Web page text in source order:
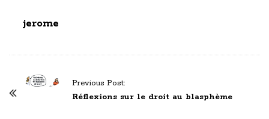
jerome
Previous Post:
Réflexions sur le droit au blasphème